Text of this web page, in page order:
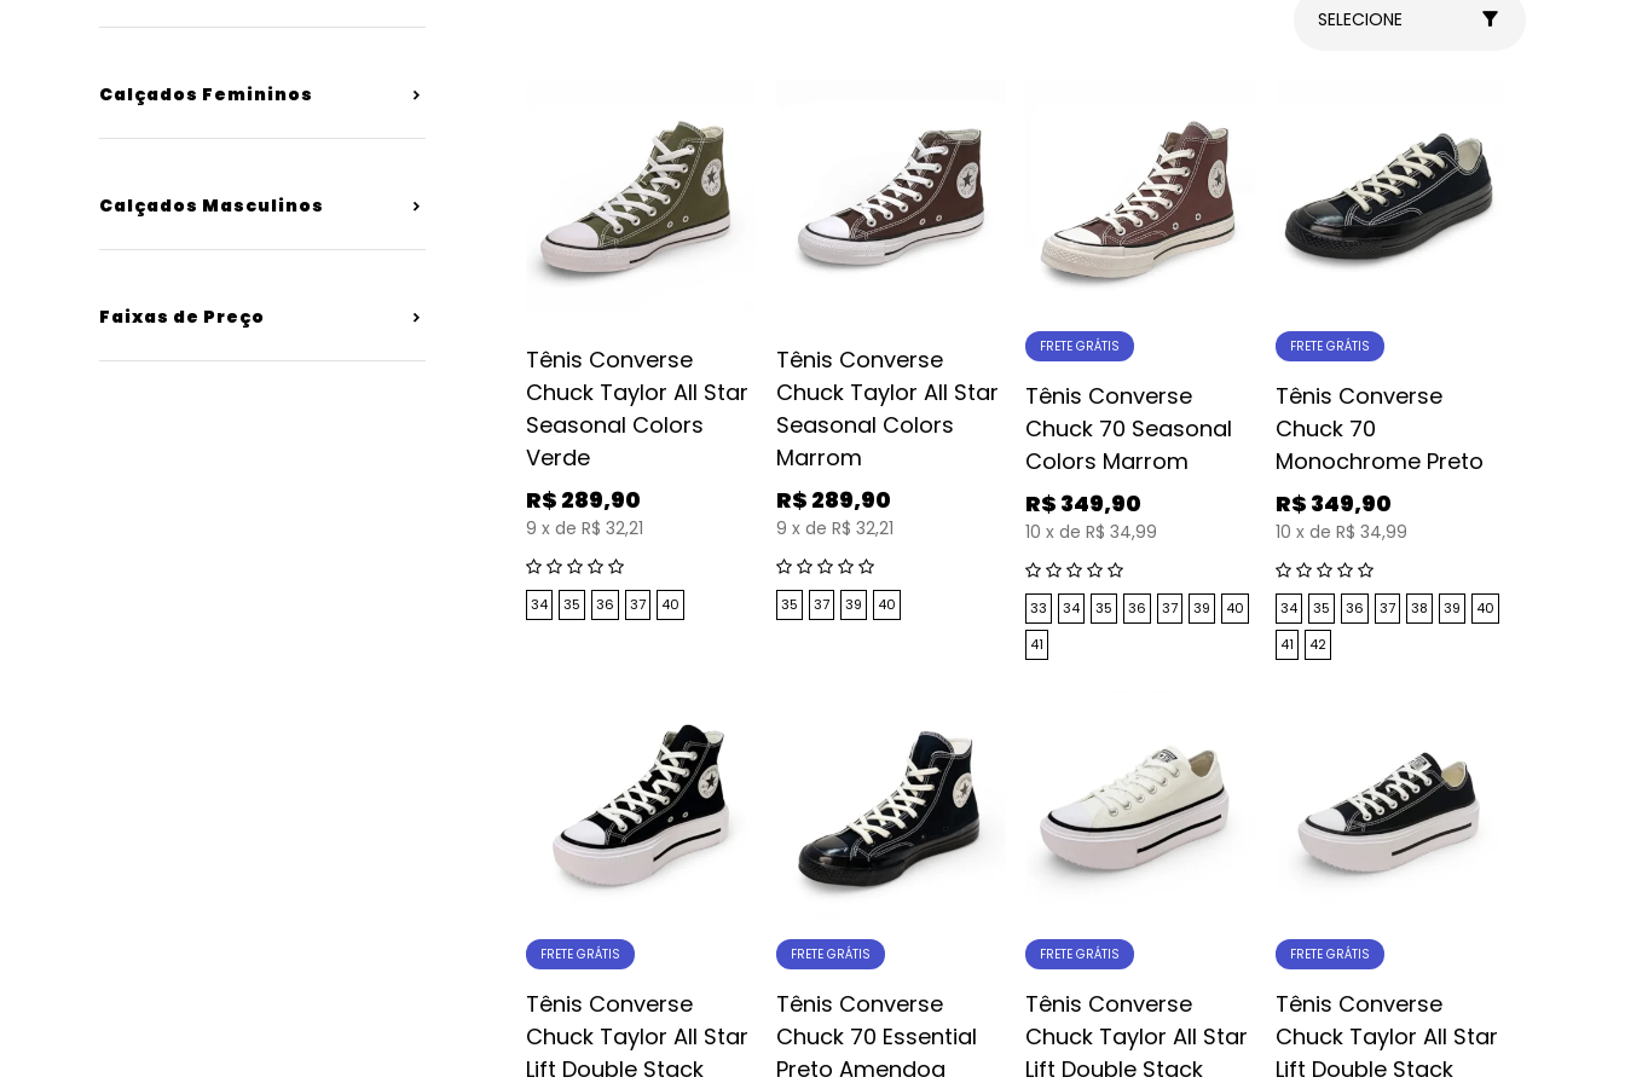
Calçados Femininos
Calçados Masculinos
Faixas de Preço
SELECIONE
Tênis Converse
Chuck Taylor All Star
Seasonal Colors
Verde
R$ 289,90
9 x de R$ 32,21
34 35 36 37 40
Tênis Converse
Chuck Taylor All Star
Seasonal Colors
Marrom
R$ 289,90
9 x de R$ 32,21
35 37 39 40
FRETE GRÁTIS
Tênis Converse
Chuck 70 Seasonal
Colors Marrom
R$ 349,90
10 x de R$ 34,99
33 34 35 36 37 39
40
41
FRETE GRÁTIS
Tênis Converse
Chuck 70
Monochrome Preto
R$ 349,90
10 x de R$ 34,99
34 35 36 37 38 39
40
41
42
FRETE GRÁTIS
Tênis Converse
Chuck Taylor All Star
Lift Double Stack
FRETE GRÁTIS
Tênis Converse
Chuck 70 Essential
Preto Amendoa
FRETE GRÁTIS
Tênis Converse
Chuck Taylor All Star
Lift Double Stack
FRETE GRÁTIS
Tênis Converse
Chuck Taylor All Star
Lift Double Stack